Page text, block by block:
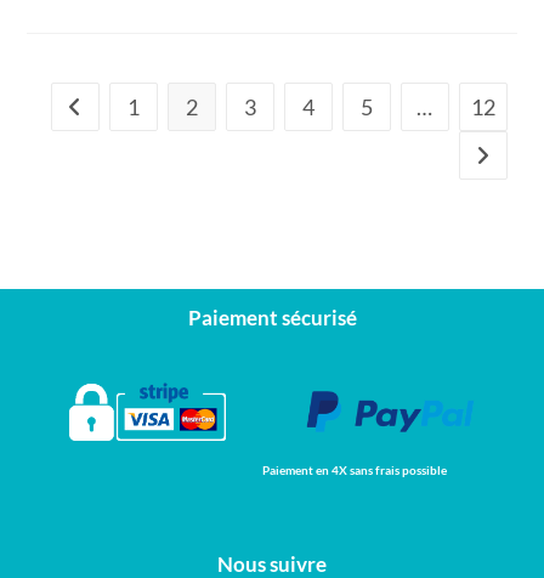
1 2 3 4 5 … 12
Paiement sécurisé
Paiement en 4X sans frais possible
Nous suivre